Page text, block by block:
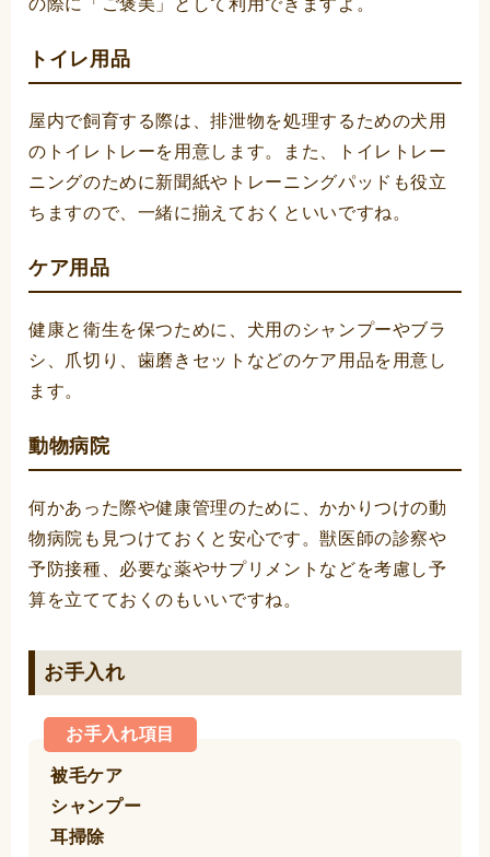
の際に「ご褒美」として利用できますよ。
トイレ用品
屋内で飼育する際は、排泄物を処理するための犬用
のトイレトレーを用意します。また、トイレトレー
ニングのために新聞紙やトレーニングパッドも役立
ちますので、一緒に揃えておくといいですね。
ケア用品
健康と衛生を保つために、犬用のシャンプーやブラ
シ、爪切り、歯磨きセットなどのケア用品を用意し
ます。
動物病院
何かあった際や健康管理のために、かかりつけの動
物病院も見つけておくと安心です。獣医師の診察や
予防接種、必要な薬やサプリメントなどを考慮し予
算を立てておくのもいいですね。
お手入れ
お手入れ項目
被毛ケア
シャンプー
耳掃除